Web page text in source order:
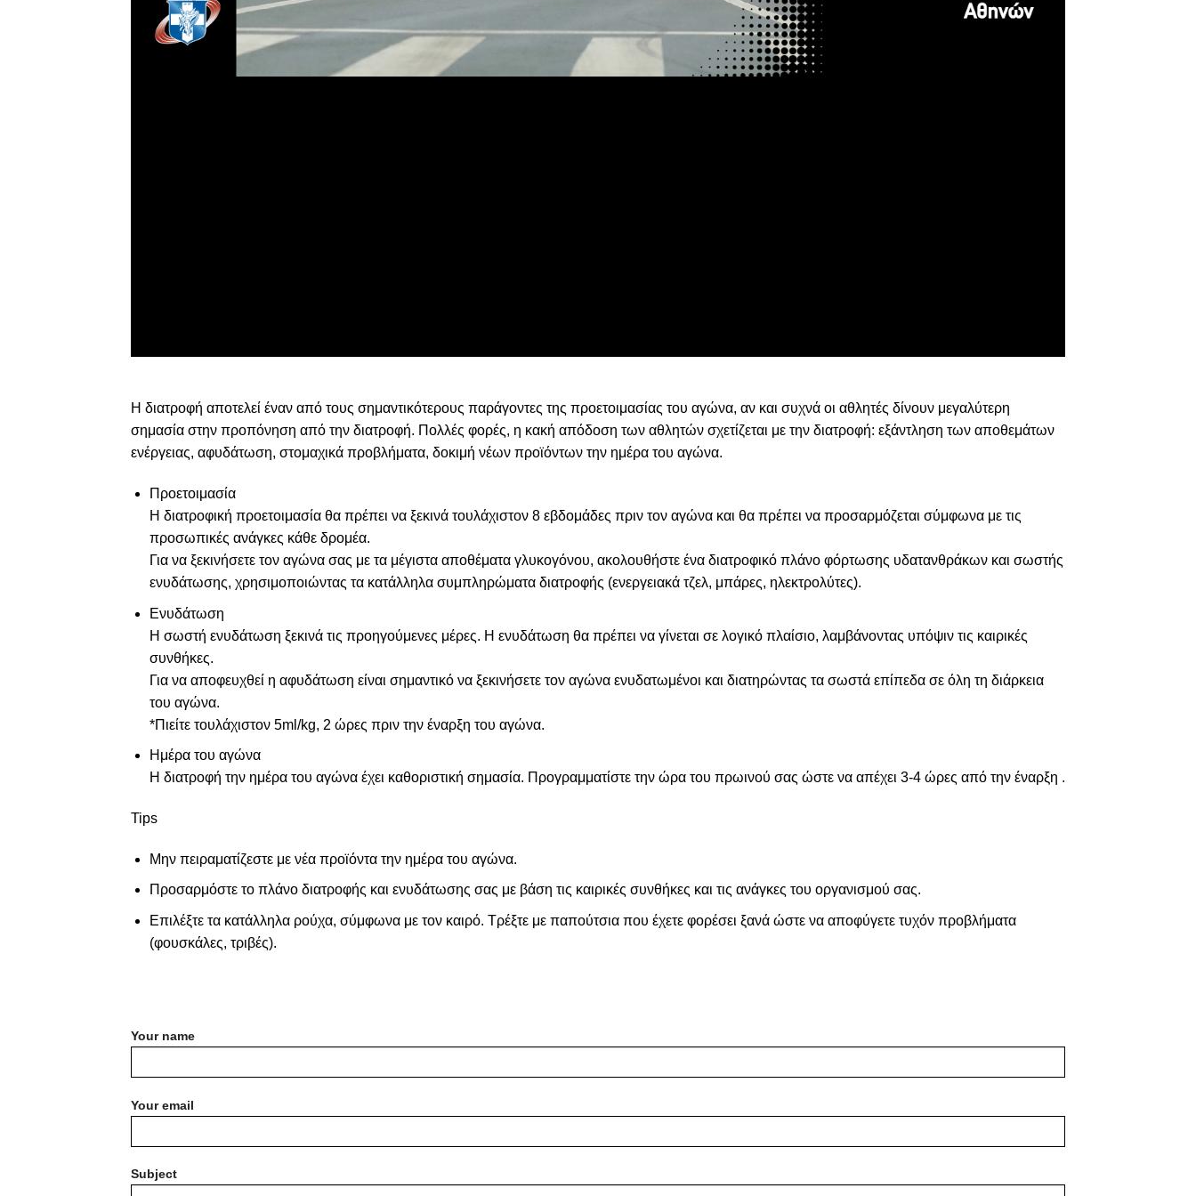
Η διατροφή αποτελεί έναν από τους σημαντικότερους παράγοντες της προετοιμασίας του αγώνα, αν και συχνά οι αθλητές δίνουν μεγαλύτερη
σημασία στην προπόνηση από την διατροφή. Πολλές φορές, η κακή απόδοση των αθλητών σχετίζεται με την διατροφή: εξάντληση των αποθεμάτων
ενέργειας, αφυδάτωση, στομαχικά προβλήματα, δοκιμή νέων προϊόντων την ημέρα του αγώνα.
Προετοιμασία
Η διατροφική προετοιμασία θα πρέπει να ξεκινά τουλάχιστον 8 εβδομάδες πριν τον αγώνα και θα πρέπει να προσαρμόζεται σύμφωνα με τις
προσωπικές ανάγκες κάθε δρομέα.
Για να ξεκινήσετε τον αγώνα σας με τα μέγιστα αποθέματα γλυκογόνου, ακολουθήστε ένα διατροφικό πλάνο φόρτωσης υδατανθράκων και σωστής
ενυδάτωσης, χρησιμοποιώντας τα κατάλληλα συμπληρώματα διατροφής (ενεργειακά τζελ, μπάρες, ηλεκτρολύτες).
Ενυδάτωση
Η σωστή ενυδάτωση ξεκινά τις προηγούμενες μέρες. Η ενυδάτωση θα πρέπει να γίνεται σε λογικό πλαίσιο, λαμβάνοντας υπόψιν τις καιρικές
συνθήκες.
Για να αποφευχθεί η αφυδάτωση είναι σημαντικό να ξεκινήσετε τον αγώνα ενυδατωμένοι και διατηρώντας τα σωστά επίπεδα σε όλη τη διάρκεια
του αγώνα.
*Πιείτε τουλάχιστον 5ml/kg, 2 ώρες πριν την έναρξη του αγώνα.
Ημέρα του αγώνα
H διατροφή την ημέρα του αγώνα έχει καθοριστική σημασία. Προγραμματίστε την ώρα του πρωινού σας ώστε να απέχει 3-4 ώρες από την έναρξη .
Tips
Μην πειραματίζεστε με νέα προϊόντα την ημέρα του αγώνα.
Προσαρμόστε το πλάνο διατροφής και ενυδάτωσης σας με βάση τις καιρικές συνθήκες και τις ανάγκες του οργανισμού σας.
Επιλέξτε τα κατάλληλα ρούχα, σύμφωνα με τον καιρό. Τρέξτε με παπούτσια που έχετε φορέσει ξανά ώστε να αποφύγετε τυχόν προβλήματα
(φουσκάλες, τριβές).
Your name
Your email
Subject